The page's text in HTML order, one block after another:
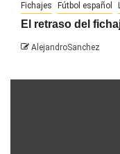
Fichajes Fútbol español
El retraso del
AlejandroSanchez